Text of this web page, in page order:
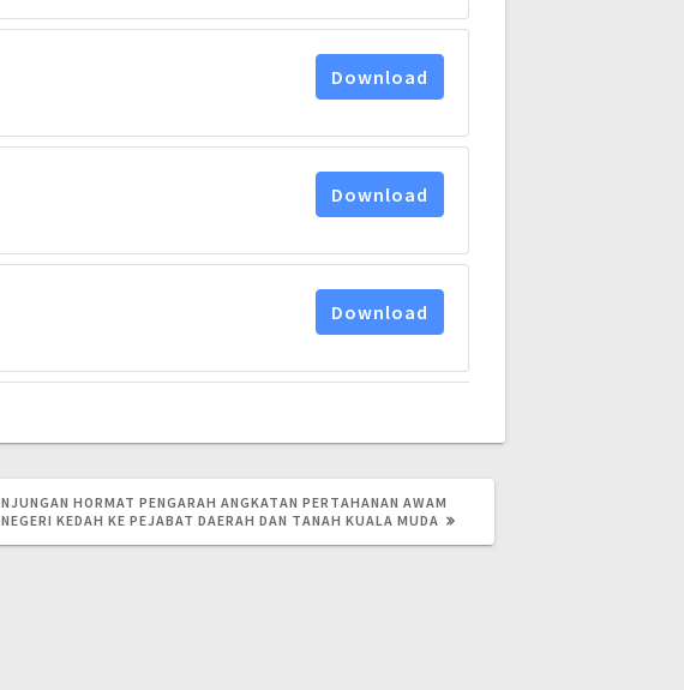
Download
Download
Download
HORMAT PENGARAH ANGKATAN PERTAHANAN AWAM
KEDAH KE PEJABAT DAERAH DAN TANAH KUALA MUDA